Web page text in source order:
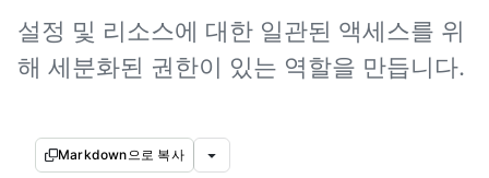
설정 및 리소스에 대한 일관된 액세스를 위
해 세분화된 권한이 있는 역할을 만듭니다.
Markdown으로 복사